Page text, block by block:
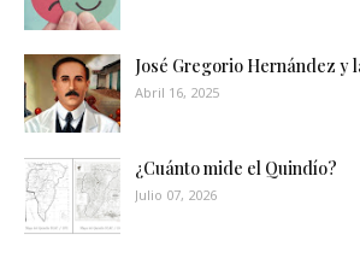
José Gregorio Hernández y
Abril 16, 2025
¿Cuánto mide el Quindío?
Julio 07, 2026